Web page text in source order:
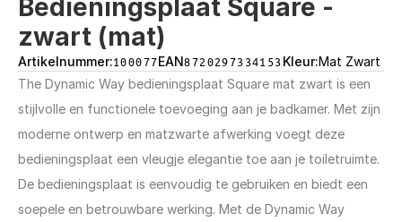
Bedieningsplaat Square -
zwart (mat)
Artikelnummer:100077EAN8720297334153Kleur:Mat Zwart
The Dynamic Way bedieningsplaat Square mat zwart is een
stijlvolle en functionele toevoeging aan je badkamer. Met zijn
moderne ontwerp en matzwarte afwerking voegt deze
bedieningsplaat een vleugje elegantie toe aan je toiletruimte.
De bedieningsplaat is eenvoudig te gebruiken en biedt een
soepele en betrouwbare werking. Met de Dynamic Way